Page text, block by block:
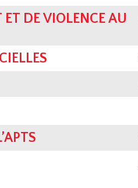
DE VIOLENCE AU